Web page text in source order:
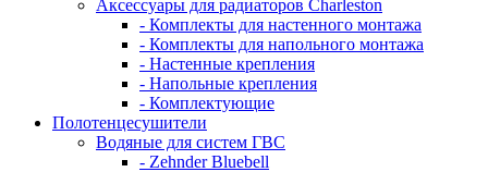
Аксессуары для радиаторов Charleston
- Комплекты для настенного монтажа
- Комплекты для напольного монтажа
- Настенные крепления
- Напольные крепления
- Комплектующие
Полотенцесушители
Водяные для систем ГВС
- Zehnder Bluebell